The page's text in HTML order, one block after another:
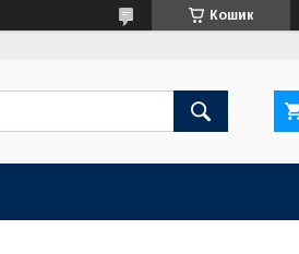
Кошик